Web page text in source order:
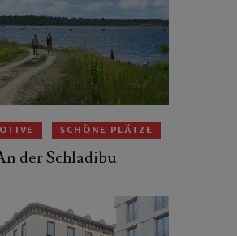
SCHÖNE PLÄTZE
der Schladibu